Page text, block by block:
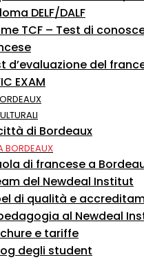
DELF/DALF
TCF – Test di
d’evaluazione del
EXAM
di Bordeaux
BORDEAUX
di francese a
del Newdeal Institut
di qualità e
al Newdeal
e tariffe
degli student